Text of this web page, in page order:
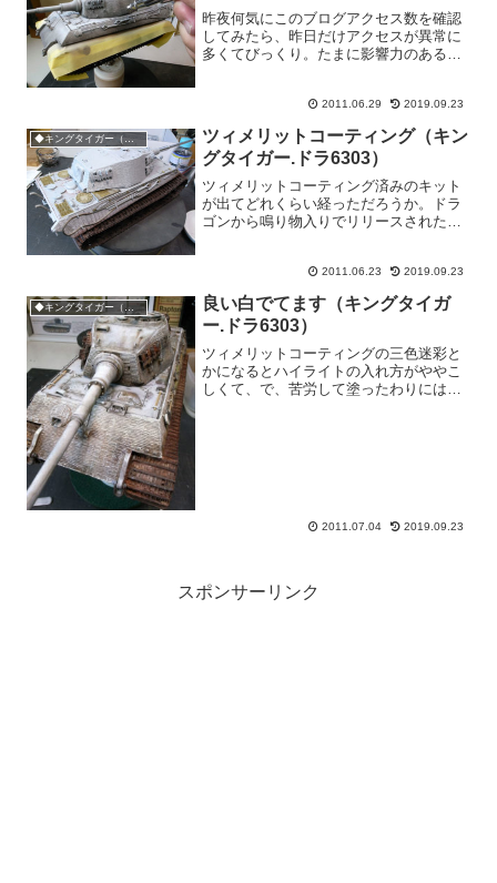
昨夜何気にこのブログアクセス数を確認
してみたら、昨日だけアクセスが異常に
多くてびっくり。たまに影響力のある人
ど、昨日のは誰の仕業なのか・・・。リ
ンク先を辿ると「ツイッター...
2011.06.29 2019.09.23
◆キングタイガー（ツィメリット
ツィメリットコーティング（キン
グタイガー.ドラ6303）
ツィメリットコーティング済みのキット
が出てどれくらい経っただろうか。ドラ
ゴンから鳴り物入りでリリースされたの
パンター・・・と、今や当たり前になっ
てきてるけど、今になっ...
2011.06.23 2019.09.23
良い白でてます（キングタイガ
ー.ドラ6303）
ツィメリットコーティングの三色迷彩と
かになるとハイライトの入れ方がややこ
しくて、で、苦労して塗ったわりには効
2011.07.04 2019.09.23
スポンサーリンク